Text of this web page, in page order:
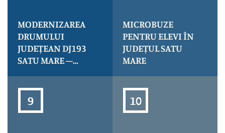
SZATMÁR-BEREG
COUNTY –
CultuRO-HUb
MODERNIZAREA
DRUMULUI
JUDEȚEAN DJ193
SATU MARE –
MARAMUREȘ, KM
1+300 – 41+300
MICROBUZE
PENTRU ELEVI ÎN
JUDEȚUL SATU
MARE